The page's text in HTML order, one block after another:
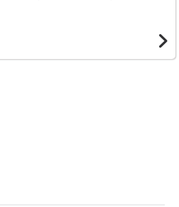
διαδικασία απολύμανσης,